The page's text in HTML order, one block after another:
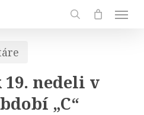
nedeli v
„C“